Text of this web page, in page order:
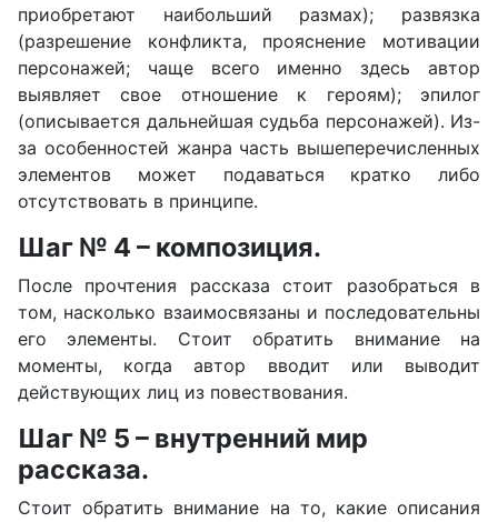
приобретают наибольший размах); развязка
(разрешение конфликта, прояснение мотивации
персонажей; чаще всего именно здесь автор
выявляет свое отношение к героям); эпилог
(описывается дальнейшая судьба персонажей). Из-
за особенностей жанра часть вышеперечисленных
элементов может подаваться кратко либо
отсутствовать в принципе.
Шаг № 4 – композиция.
После прочтения рассказа стоит разобраться в
том, насколько взаимосвязаны и последовательны
его элементы. Стоит обратить внимание на
моменты, когда автор вводит или выводит
действующих лиц из повествования.
Шаг № 5 – внутренний мир
рассказа.
Стоит обратить внимание на то, какие описания